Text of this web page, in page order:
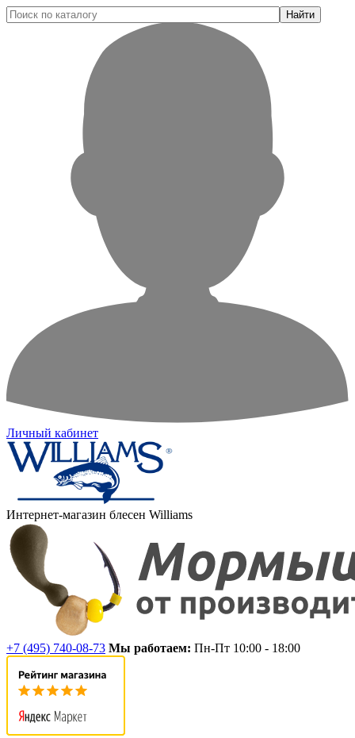
Найти
Личный кабинет
Интернет-магазин блесен Williams
+7 (495) 740-08-73 Мы работаем: Пн-Пт 10:00 - 18:00